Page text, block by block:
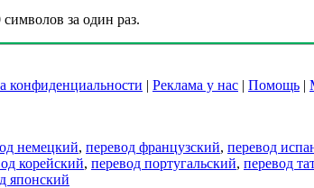
символов за один раз.
конфиденциальности | Реклама у нас | Помощь |
немецкий, перевод французский, перевод
корейский, перевод португальский, перевод
японский